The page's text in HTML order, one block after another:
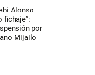
Alonso
fichaje”:
por
Mijailo